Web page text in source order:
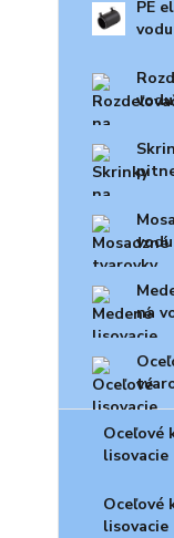
PE
vodu
vodu
na
Oceľové
lisovacie
Oceľové
lisovacie